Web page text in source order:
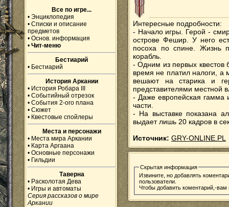
Все по игре...
• Энциклопедия
• Списки и описание
предметов
• Основ. информация
• Чит-меню
Бестиарий
• Бестиарий
История Аркании
• История Робара III
• Событийный отрезок
• События 2-ого плана
• Сюжет
• Квестовые спойлеры
Места и персонажи
• Места мира Аркании
• Карта Аргаана
• Основные персонажи
• Гильдии
Таверна
• Расколотая Дева
• Игры и автоматы
Серия рассказов о мире
Аркании
Интересные подробности:
- Начало игры. Герой -
острове Фешир. У него
посоха по спине. Жизнь
корабль.
- Одним из первых квестов
время не платил налоги, а
вешают на старика и
представителями местной
- Даже европейская гамма
части.
- На выставке показана
выдает лишь 20 кадров в
Источник: GRY-ONLINE.PL
Скрытая информация
Извините, но добавлять
пользователи.
Чтобы добавить коментарий,-